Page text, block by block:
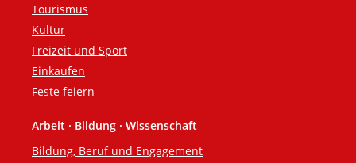
Tourismus
Kultur
Freizeit und Sport
Einkaufen
Feste feiern
Arbeit · Bildung · Wissenschaft
Bildung, Beruf und Engagement